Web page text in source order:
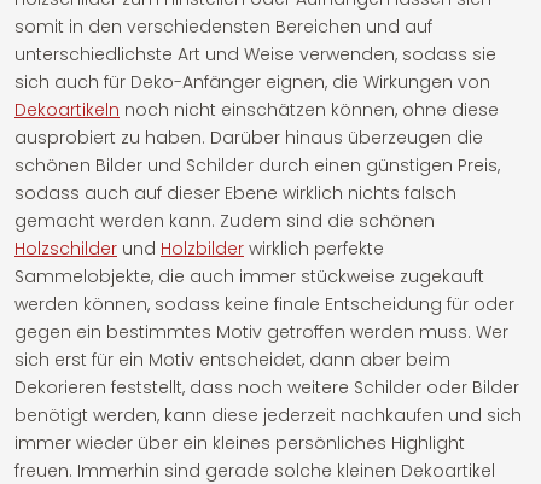
somit in den verschiedensten Bereichen und auf
unterschiedlichste Art und Weise verwenden, sodass sie
sich auch für Deko-Anfänger eignen, die Wirkungen von
Dekoartikeln noch nicht einschätzen können, ohne diese
ausprobiert zu haben. Darüber hinaus überzeugen die
schönen Bilder und Schilder durch einen günstigen Preis,
sodass auch auf dieser Ebene wirklich nichts falsch
gemacht werden kann. Zudem sind die schönen
Holzschilder und Holzbilder wirklich perfekte
Sammelobjekte, die auch immer stückweise zugekauft
werden können, sodass keine finale Entscheidung für oder
gegen ein bestimmtes Motiv getroffen werden muss. Wer
sich erst für ein Motiv entscheidet, dann aber beim
Dekorieren feststellt, dass noch weitere Schilder oder Bilder
benötigt werden, kann diese jederzeit nachkaufen und sich
immer wieder über ein kleines persönliches Highlight
freuen. Immerhin sind gerade solche kleinen Dekoartikel